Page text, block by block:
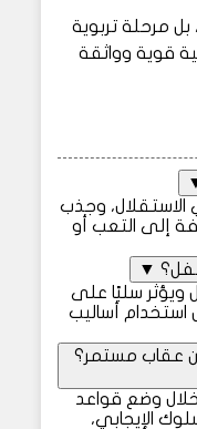
بل مرحلة تربوية
قوية وواثقة
الاستقلال، وجذب
إلى التعب أو
▼
ويؤثر سلبًا على
استخدام أساليب
عقاب مستمر؟
وضع قواعد
الإيجابي،